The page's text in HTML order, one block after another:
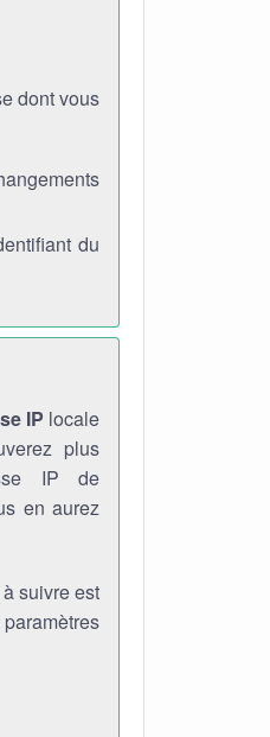
dont vous
du
IP locale
plus
IP de
en aurez
suivre est